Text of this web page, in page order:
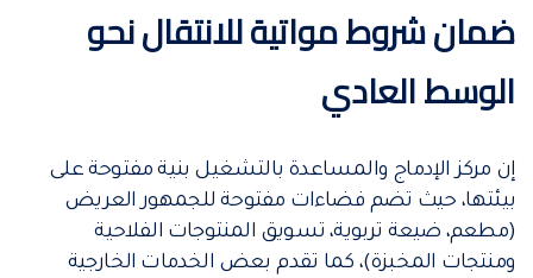
ضمان شروط مواتية للانتقال نحو
الوسط العادي
إن مركز الإدماج والمساعدة بالتشغيل بنية مفتوحة على
بيئتها، حيث تضم فضاءات مفتوحة للجمهور العريض
(مطعم، ضيعة تربوية، تسويق المنتوجات الفلاحية
ومنتجات المخبزة)، كما تقدم بعض الخدمات الخارجية